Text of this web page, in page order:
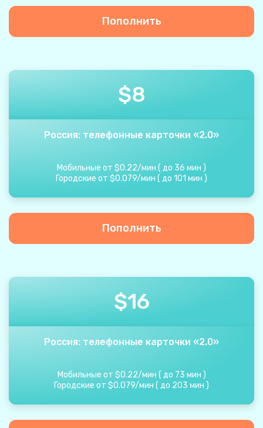
Пополнить
$8
Россия: телефонные карточки «2.0»
Мобильные от $0.22/мин ( до 36 мин )
Городские от $0.079/мин ( до 101 мин )
Пополнить
$16
Россия: телефонные карточки «2.0»
Мобильные от $0.22/мин ( до 73 мин )
Городские от $0.079/мин ( до 203 мин )